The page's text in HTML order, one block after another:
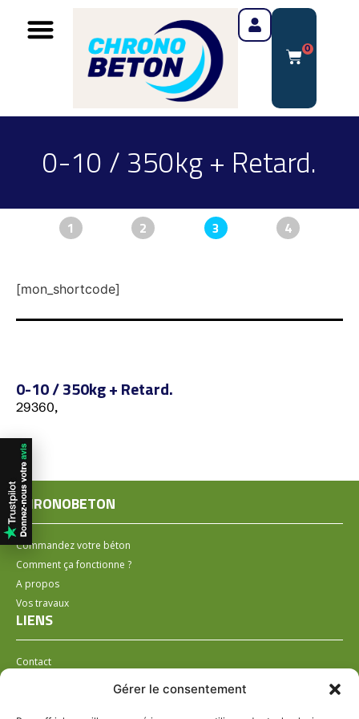
Gérer le consentement
0
0-10 / 350kg + Retard.
1 2 3 4
[mon_shortcode]
0-10 / 350kg + Retard.
29360,
CHRONOBETON
Commandez votre béton
Comment ça fonctionne ?
A propos
Vos travaux
LIENS
Contact